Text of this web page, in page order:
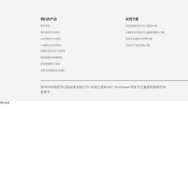
我们的产品
医学美容
紫外线光疗仪系列
led光谱治疗仪系列
lllt激光生发仪系列
高能红蓝光治疗仪系列
阴道镜数码成像系统
家用智能医疗系列
皮肤毛发观察仪-伍德灯
应用方案
基层皮肤科光疗中心建设方案
白癜风光疗凯发天生赢家的解决方案
毛发专诊建设与管理方案
光动力疗法及设备方案
徐州市科诺医学仪器设备有限公司-科诺之窗©1997-2024 kernel 凯发天生赢家的版权所有
备案号：
网站地图